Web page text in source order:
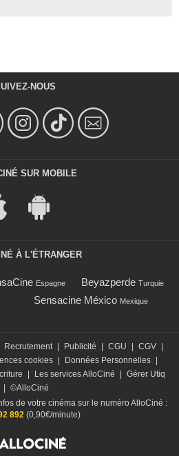
NOUS
SUR MOBILE
À L'ÉTRANGER
Espagne Beyazperde Turquie
Sensacine México Mexique
Recrutement | Publicité | CGU | CGV |
cookies | Données Personnelles |
| Les services AlloCiné | Gérer Utiq
| ©AlloCiné
de votre cinéma sur le numéro AlloCiné :
892 (0,90€/minute)